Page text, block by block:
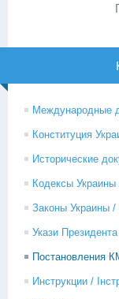
Международные
Конституция
Исторические
Кодексы Украины
Законы Украины /
Укази Президента
Постановления
Инструкции /